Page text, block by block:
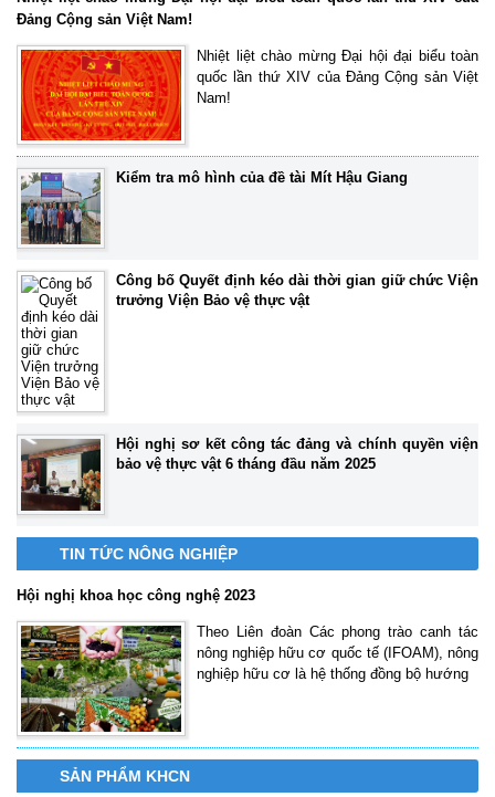
Đảng Cộng sản Việt Nam!
Nhiệt liệt chào mừng Đại hội đại biểu toàn
quốc lần thứ XIV của Đảng Cộng sản Việt
Nam!
Kiểm tra mô hình của đề tài Mít Hậu Giang
Công bố Quyết định kéo dài thời gian giữ chức Viện
trưởng Viện Bảo vệ thực vật
Hội nghị sơ kết công tác đảng và chính quyền viện
bảo vệ thực vật 6 tháng đầu năm 2025
TIN TỨC NÔNG NGHIỆP
Hội nghị khoa học công nghệ 2023
Theo Liên đoàn Các phong trào canh tác
nông nghiệp hữu cơ quốc tế (IFOAM), nông
nghiệp hữu cơ là hệ thống đồng bộ hướng
SẢN PHẨM KHCN